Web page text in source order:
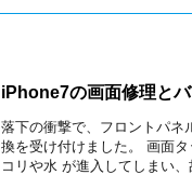
iPhone7の画面修理と
落下の衝撃で、フロントパネ
換を受け付けました。 画面
コリや水 が進入してしまい、